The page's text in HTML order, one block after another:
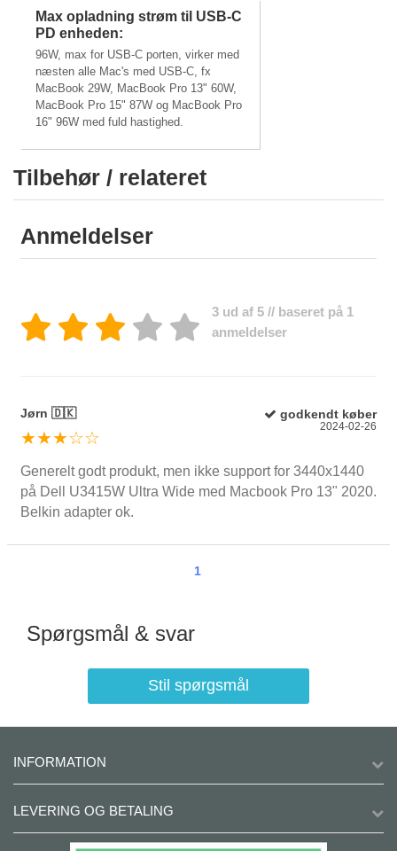
Max opladning strøm til USB-C
PD enheden:
96W, max for USB-C porten, virker med
næsten alle Mac's med USB-C, fx
MacBook 29W, MacBook Pro 13" 60W,
MacBook Pro 15" 87W og MacBook Pro
16" 96W med fuld hastighed.
Tilbehør / relateret
Anmeldelser
3 ud af 5 // baseret på 1
anmeldelser
Jørn 🇩🇰 godkendt køber
★★★☆☆
2024-02-26
Generelt godt produkt, men ikke support for 3440x1440
på Dell U3415W Ultra Wide med Macbook Pro 13" 2020.
Belkin adapter ok.
1
Spørgsmål & svar
Stil spørgsmål
INFORMATION
LEVERING OG BETALING